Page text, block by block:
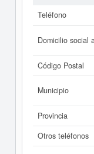
Teléfono
Domicilio social
Código Postal
Municipio
Provincia
Otros teléfonos